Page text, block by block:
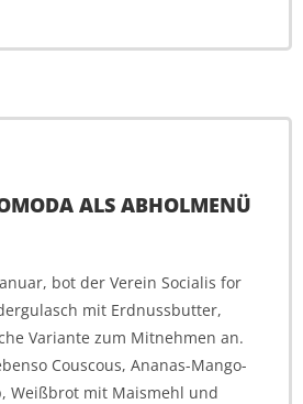
ALS ABHOLMENÜ
bot der Verein Socialis for
mit Erdnussbutter,
Variante zum Mitnehmen an.
Couscous, Ananas-Mango-
Weißbrot mit Maismehl und